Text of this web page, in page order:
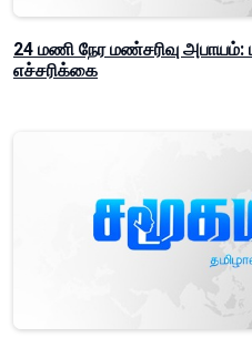
24 மணி நேர மண்சரிவு
எச்சரிக்கை